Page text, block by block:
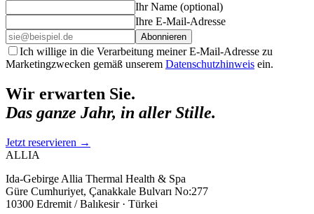
Ihr Name (optional)
Ihre E-Mail-Adresse
Abonnieren
Ich willige in die Verarbeitung meiner E-Mail-Adresse zu
Marketingzwecken gemäß unserem Datenschutzhinweis ein.
Wir erwarten Sie.
Das ganze Jahr, in aller Stille.
Jetzt reservieren →
ALLIA
Ida-Gebirge Allia Thermal Health & Spa
Güre Cumhuriyet, Çanakkale Bulvarı No:277
10300 Edremit / Balıkesir · Türkei